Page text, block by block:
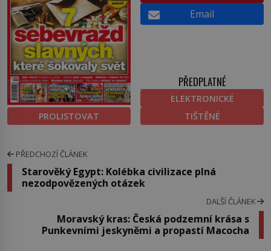
PROLISTOVAT
Email
PŘEDPLATNÉ
ELEKTRONICKÉ
TIŠTĚNÉ
PŘEDCHOZÍ ČLÁNEK
Starověký Egypt: Kolébka civilizace plná
nezodpovězených otázek
DALŠÍ ČLÁNEK
Moravský kras: Česká podzemní krása s
Punkevními jeskyněmi a propastí Macocha